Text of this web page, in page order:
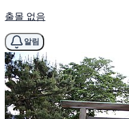
출몰 없음
알림